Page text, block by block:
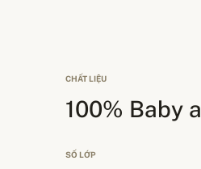
CHẤT LIỆU
100% Baby
SỐ LỚP